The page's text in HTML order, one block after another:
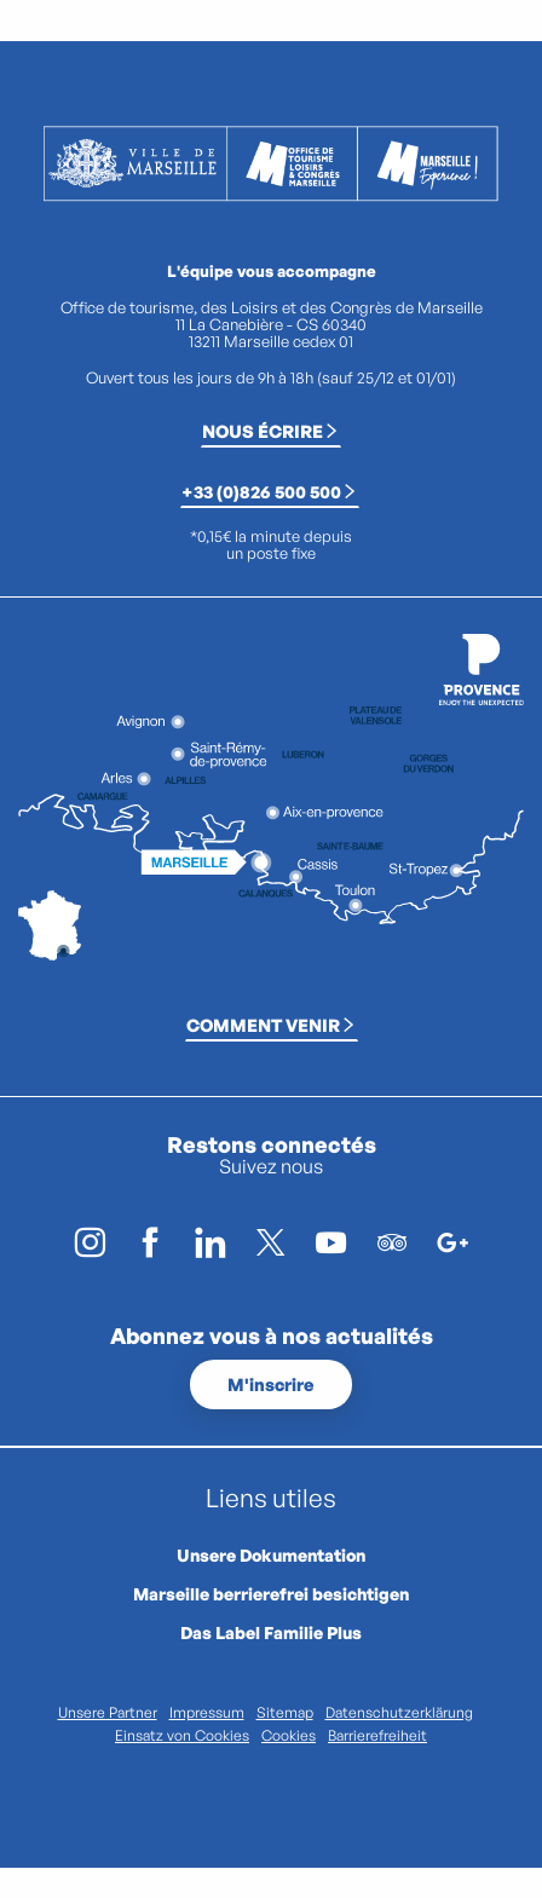
L'équipe vous accompagne
Office de tourisme, des Loisirs et des Congrès de Marseille
11 La Canebière - CS 60340
13211 Marseille cedex 01
Ouvert tous les jours de 9h à 18h (sauf 25/12 et 01/01)
NOUS ÉCRIRE
+33 (0)826 500 500
*0,15€ la minute depuis
un poste fixe
COMMENT VENIR
Restons connectés
Suivez nous
Abonnez vous à nos actualités
M'inscrire
Liens utiles
Unsere Dokumentation
Marseille berrierefrei besichtigen
Das Label Familie Plus
Unsere Partner Impressum Sitemap
Datenschutzerklärung
Einsatz von Cookies
Cookies Barrierefreiheit